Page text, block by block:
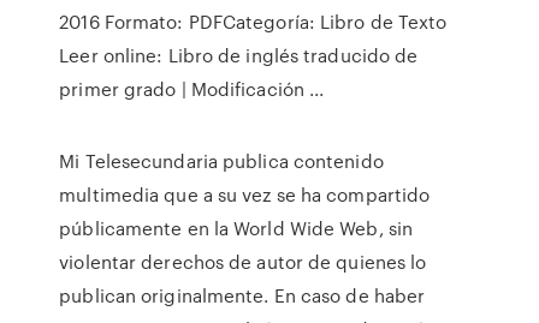
2016 Formato: PDFCategoría: Libro de Texto
Leer online: Libro de inglés traducido de
primer grado | Modificación ...
Mi Telesecundaria publica contenido
multimedia que a su vez se ha compartido
públicamente en la World Wide Web, sin
violentar derechos de autor de quienes lo
publican originalmente. En caso de haber